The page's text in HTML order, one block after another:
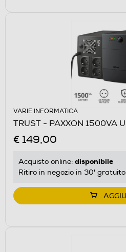
VARIE INFORMATICA
TRUST - PAXXON 1500VA
€ 149,00
Acquisto online: disponibile
Ritiro in negozio in 30'